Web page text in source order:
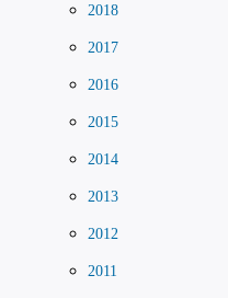
2018
2017
2016
2015
2014
2013
2012
2011